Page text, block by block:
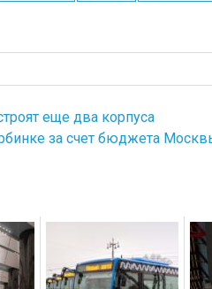
еще два корпуса
за счет бюджета